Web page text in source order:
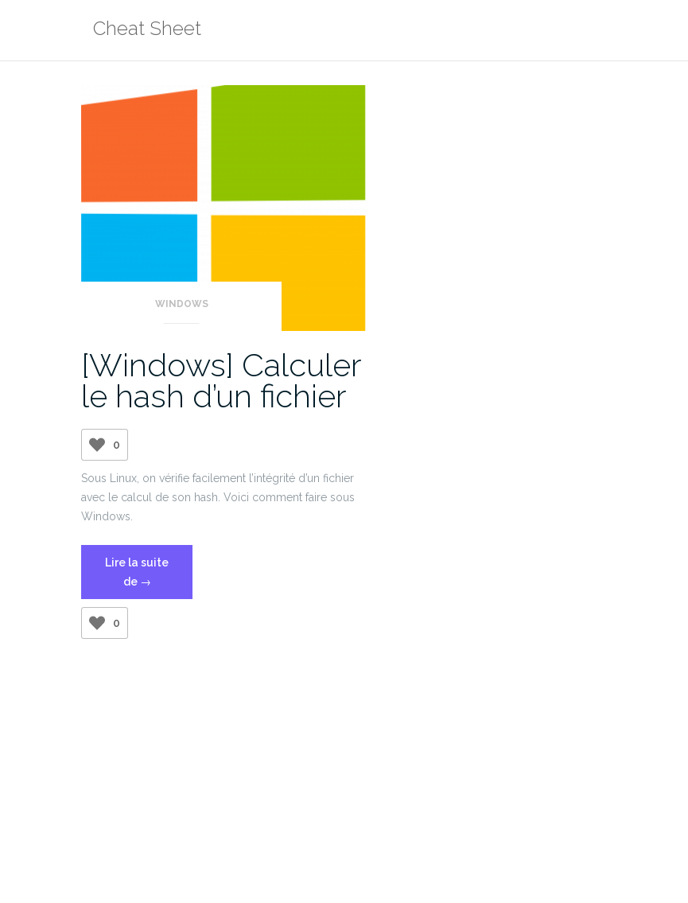
Cheat Sheet
WINDOWS
[Windows] Calculer
le hash d’un fichier
0
Sous Linux, on vérifie facilement l’intégrité d’un fichier
avec le calcul de son hash. Voici comment faire sous
Windows.
Lire la suite
de « [Windows]
Calculer
→
0